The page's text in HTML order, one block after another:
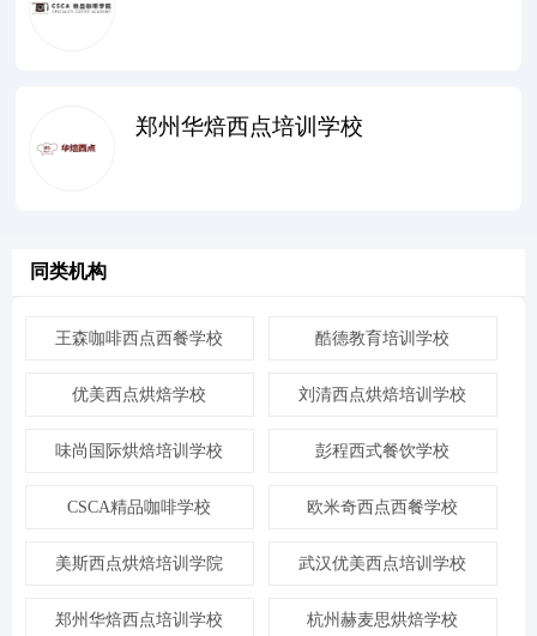
郑州华焙西点培训学校
同类机构
王森咖啡西点西餐学校 酷德教育培训学校
优美西点烘焙学校 刘清西点烘焙培训学校
味尚国际烘焙培训学校 彭程西式餐饮学校
CSCA精品咖啡学校 欧米奇西点西餐学校
美斯西点烘焙培训学院 武汉优美西点培训学校
郑州华焙西点培训学校 杭州赫麦思烘焙学校